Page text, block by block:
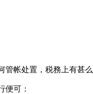
帐处置，税務上有甚
便可：